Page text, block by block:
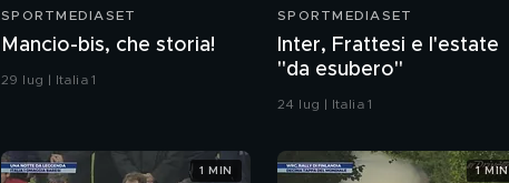
SPORTMEDIASET
Mancio-bis, che storia!
29 lug | Italia 1
SPORTMEDIASET
Inter, Frattesi e l'estate
"da esubero"
24 lug | Italia 1
1 MIN 1 MIN